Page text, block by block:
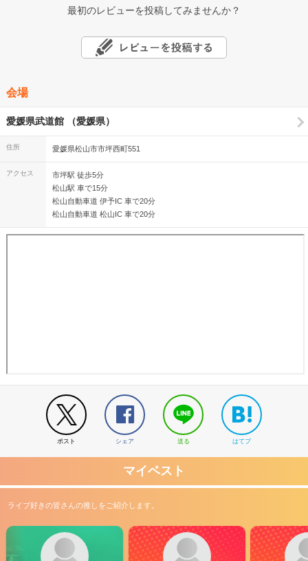
最初のレビューを投稿してみませんか？
会場
愛媛県武道館 （愛媛県）
住所 愛媛県松山市市坪西町551
アクセス
市坪駅 徒歩5分
松山駅 車で15分
松山自動車道 伊予IC 車で20分
松山自動車道 松山IC 車で20分
ポスト シェア 送る はてブ
マイベスト
ライブ好きの皆さんの推しをご紹介します。